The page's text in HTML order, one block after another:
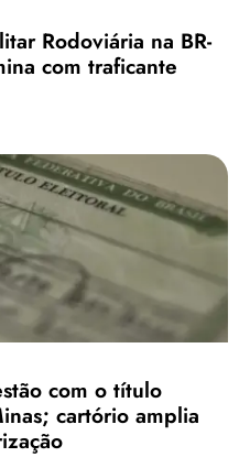
Rodoviária na BR-
com traficante
com o título
cartório amplia